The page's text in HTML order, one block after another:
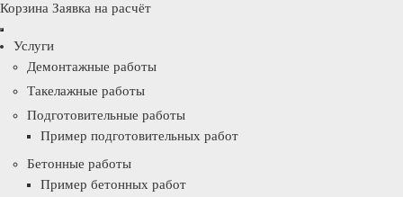
Корзина Заявка на расчёт
Услуги
Демонтажные работы
Такелажные работы
Подготовительные работы
Пример подготовительных работ
Бетонные работы
Пример бетонных работ